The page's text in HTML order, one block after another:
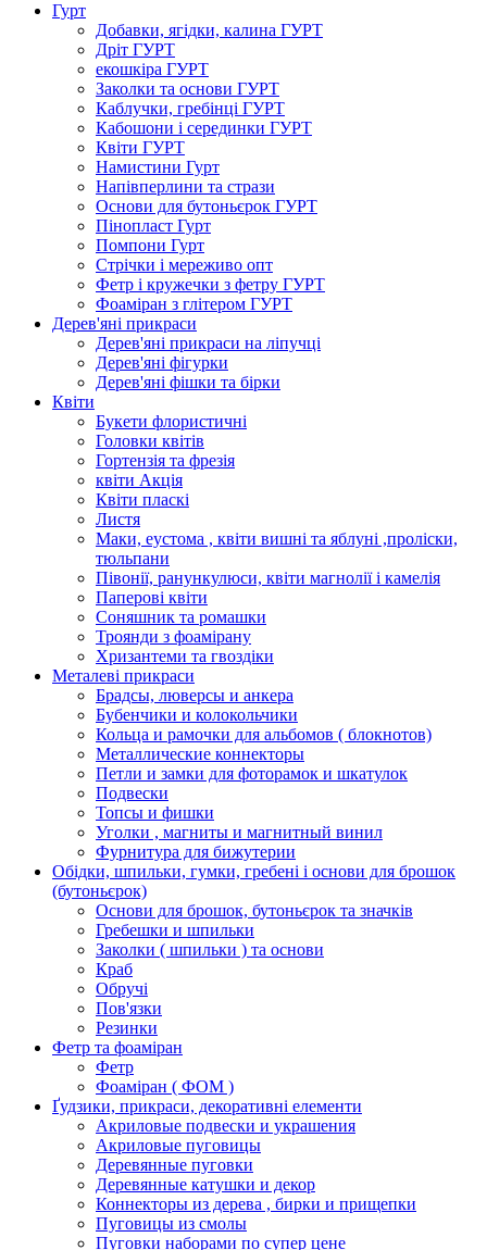
Гурт
Добавки, ягідки, калина ГУРТ
Дріт ГУРТ
екошкіра ГУРТ
Заколки та основи ГУРТ
Каблучки, гребінці ГУРТ
Кабошони і серединки ГУРТ
Квіти ГУРТ
Намистини Гурт
Напівперлини та стрази
Основи для бутоньєрок ГУРТ
Пінопласт Гурт
Помпони Гурт
Стрічки і мереживо опт
Фетр і кружечки з фетру ГУРТ
Фоаміран з глітером ГУРТ
Дерев'яні прикраси
Дерев'яні прикраси на ліпучці
Дерев'яні фігурки
Дерев'яні фішки та бірки
Квіти
Букети флористичні
Головки квітів
Гортензія та фрезія
квіти Акція
Квіти пласкі
Листя
Маки, еустома , квіти вишні та яблуні ,проліски,
тюльпани
Півонії, ранункулюси, квіти магнолії і камелія
Паперові квіти
Соняшник та ромашки
Троянди з фоамірану
Хризантеми та гвоздіки
Металеві прикраси
Брадсы, люверсы и анкера
Бубенчики и колокольчики
Кольца и рамочки для альбомов ( блокнотов)
Металлические коннекторы
Петли и замки для фоторамок и шкатулок
Подвески
Топсы и фишки
Уголки , магниты и магнитный винил
Фурнитура для бижутерии
Обідки, шпильки, гумки, гребені і основи для брошок
(бутоньєрок)
Основи для брошок, бутоньєрок та значків
Гребешки и шпильки
Заколки ( шпильки ) та основи
Краб
Обручі
Пов'язки
Резинки
Фетр та фоаміран
Фетр
Фоаміран ( ФОМ )
Ґудзики, прикраси, декоративні елементи
Акриловые подвески и украшения
Акриловые пуговицы
Деревянные пуговки
Деревянные катушки и декор
Коннекторы из дерева , бирки и прищепки
Пуговицы из смолы
Пуговки наборами по супер цене